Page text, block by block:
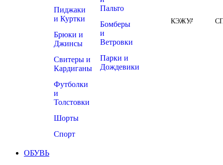
Пиджаки
и Куртки
Брюки и
Джинсы
Свитеры и
Кардиганы
Футболки
и
Толстовки
Шорты
Спорт
Пальто
Бомберы
и
Ветровки
Парки и
Дождевики
КЭЖУАЛ
ОБУВЬ